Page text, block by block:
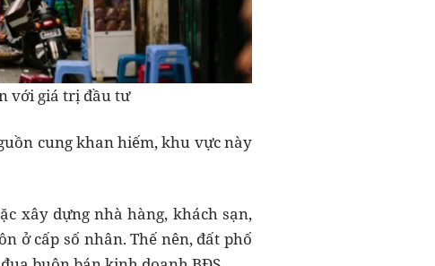
với giá trị đầu tư
cung khan hiếm, khu vực này
xây dựng nhà hàng, khách sạn,
ở cấp số nhân. Thế nên, đất phố